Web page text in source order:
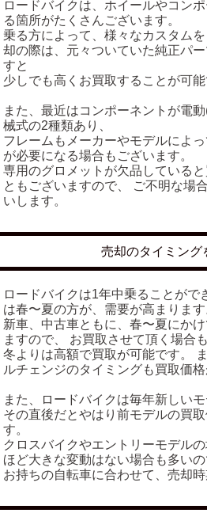
ロードバイクは、ホイールやコン
る箇所がたくさんございます。
乗る方によって、様々なカスタム
却の際は、元々ついていた純正パ
すと
少しでも高くお買取することが可能
また、最近はコンポーネントが電
械式の2種類あり、
フレームもメーカーやモデルによ
が必要になる場合もございます。
専用のグロメットが欠品している
ともございますので、 ご不明な場
いします。
売却のタイミング
ロードバイクは1年中乗ることがで
は春〜夏の方が、需要が高まります
新車、中古車ともに、春〜夏にか
ますので、 お買取させて頂く場合も
冬よりは高額で買取が可能です。
ルチェンジのタイミングも買取価
また、ロードバイクは毎年新しい
その直後だとやはり前モデルの買
す。
クロスバイクやエントリーモデル
ほど大きな変動はない場合も多いの
お持ちの自転車に合わせて、売却時